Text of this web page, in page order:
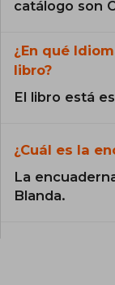
catálogo son
¿En qué
libro?
El libro está
¿Cuál es la
La
Blanda.